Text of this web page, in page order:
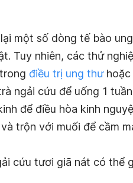
một số dòng tế bào
Tuy nhiên, các thử
điều trị ung thưhoặc
ngải cứu để uống 1
để điều hòa kinh
trộn với muối để cầm
cứu tươi giã nát có thể